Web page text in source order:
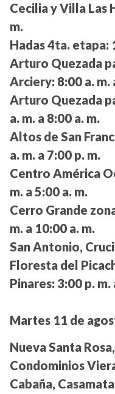
Cecilia y Villa Las
m.
Hadas 4ta. etapa:
Arturo Quezada
Arciery: 8:00 a. m.
Arturo Quezada
a. m. a 8:00 a. m.
Altos de San
a. m. a 7:00 p. m.
Centro América
m. a 5:00 a. m.
Cerro Grande
m. a 10:00 a. m.
San Antonio,
Floresta del
Pinares: 3:00 p. m.
Martes 11 de
Nueva Santa
Condominios
Cabaña,